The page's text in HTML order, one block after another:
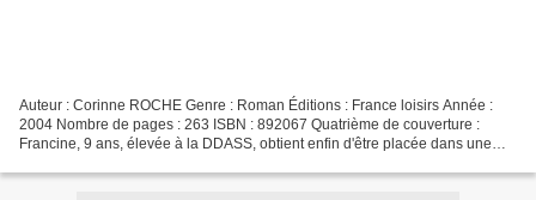
Auteur : Corinne ROCHE Genre : Roman Éditions : France loisirs Année :
2004 Nombre de pages : 263 ISBN : 892067 Quatrième de couverture :
Francine, 9 ans, élevée à la DDASS, obtient enfin d'être placée dans une